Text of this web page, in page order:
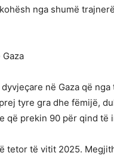
nga shumë
në Gaza që
tyre gra dhe fëmijë,
që prekin 90 për qind të
tetor të vitit 2025.